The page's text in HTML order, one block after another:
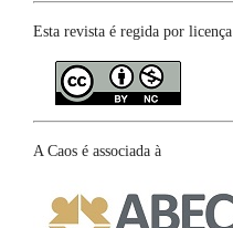
Esta revista é regida por licença
A Caos é associada à